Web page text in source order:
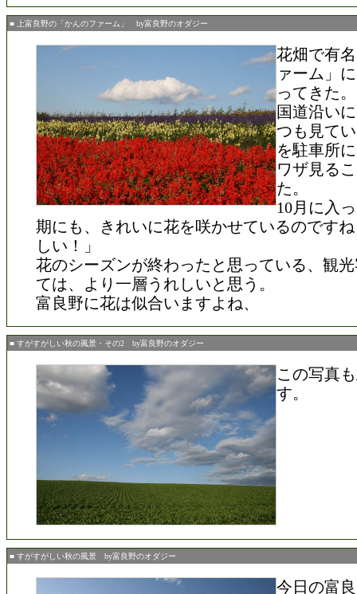
■ 上富良野の「かんのファーム」 by富良野のオダジー
花畑で有
ァーム」
ってきた。
国道沿い
つも見て
を駐車所
ワザ見る
た。
10月に入
期にも、きれいに花を咲かせているのです
しい！」
花のシーズンが終わったと思っている、観
ては、より一層うれしいと思う。
富良野に花は似合いますよね、
■ すがすがしい秋の風景・その2 by富良野のオダジー
この写真
す。
■ すがすがしい秋の風景 by富良野のオダジー
今日の富